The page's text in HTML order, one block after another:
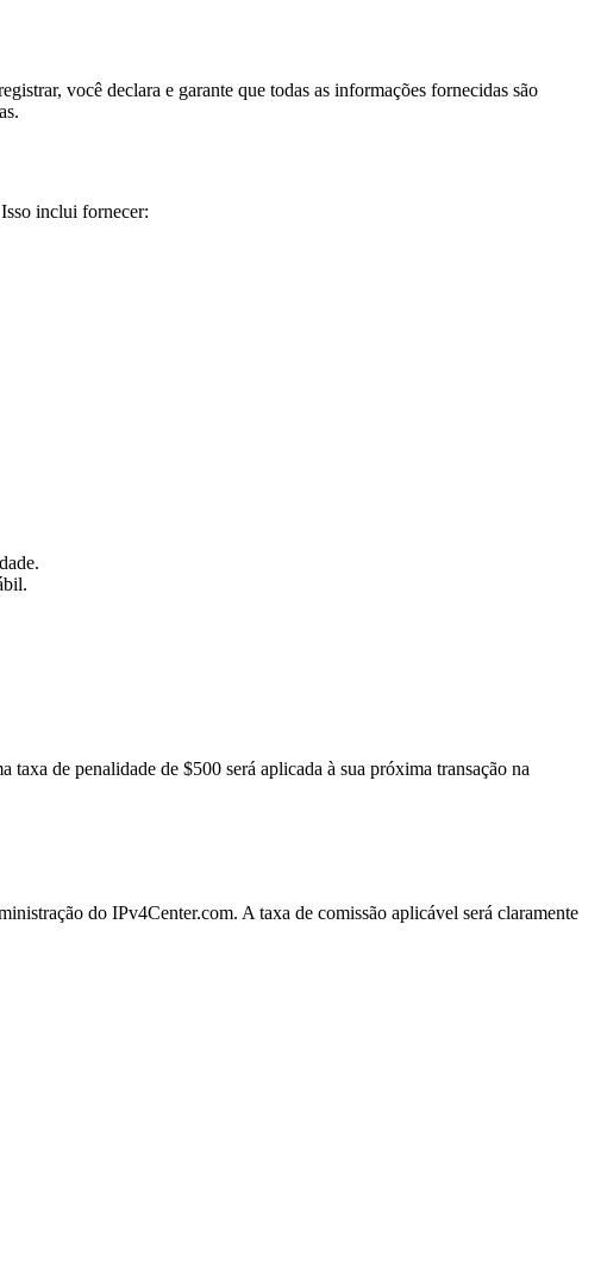
você declara e garante que todas as informações fornecidas são
inclui fornecer:
de penalidade de $500 será aplicada à sua próxima transação na
do IPv4Center.com. A taxa de comissão aplicável será claramente